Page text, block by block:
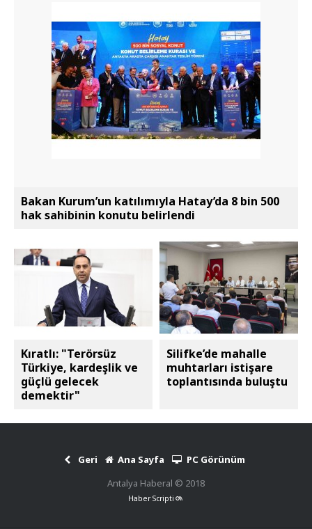
Bakan Kurum’un katılımıyla Hatay’da 8 bin 500
hak sahibinin konutu belirlendi
Kıratlı: "Terörsüz
Türkiye, kardeşlik ve
güçlü gelecek
demektir"
Silifke’de mahalle
muhtarları istişare
toplantısında buluştu
Geri Ana Sayfa
PC Görünüm
Antalya Haberal © 2018
Haber Scripti